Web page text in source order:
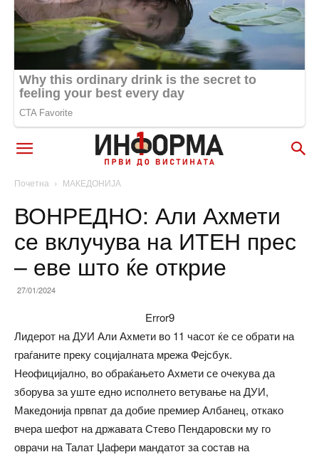
Почетна МАКЕДОНИЈА
ВОНРЕДНО: Али Ахмети
се вклучува на ИТЕН прес
– еве што ќе открие
27/01/2024
Error9
Лидерот на ДУИ Али Ахмети во 11 часот ќе се обрати на
граѓаните преку социјалната мрежа Фејсбук.
Неофицијално, во обраќањето Ахмети се очекува да
зборува за уште едно исполнето ветување на ДУИ,
Македонија првпат да добие премиер Албанец, откако
вчера шефот на државата Стево Пендаровски му го
оврачи на Талат Џафери мандатот за состав на